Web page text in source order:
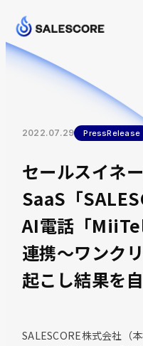
2022.07.29 PressRelease
セールスイネ
SaaS「
AI電話「
連携～ワンク
起こし結果を
SALESCORE株式会社（